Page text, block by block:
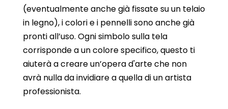
(eventualmente anche già fissate su un telaio
in legno), i colori e i pennelli sono anche già
pronti all’uso. Ogni simbolo sulla tela
corrisponde a un colore specifico, questo ti
aiuterà a creare un’opera d'arte che non
avrà nulla da invidiare a quella di un artista
professionista.